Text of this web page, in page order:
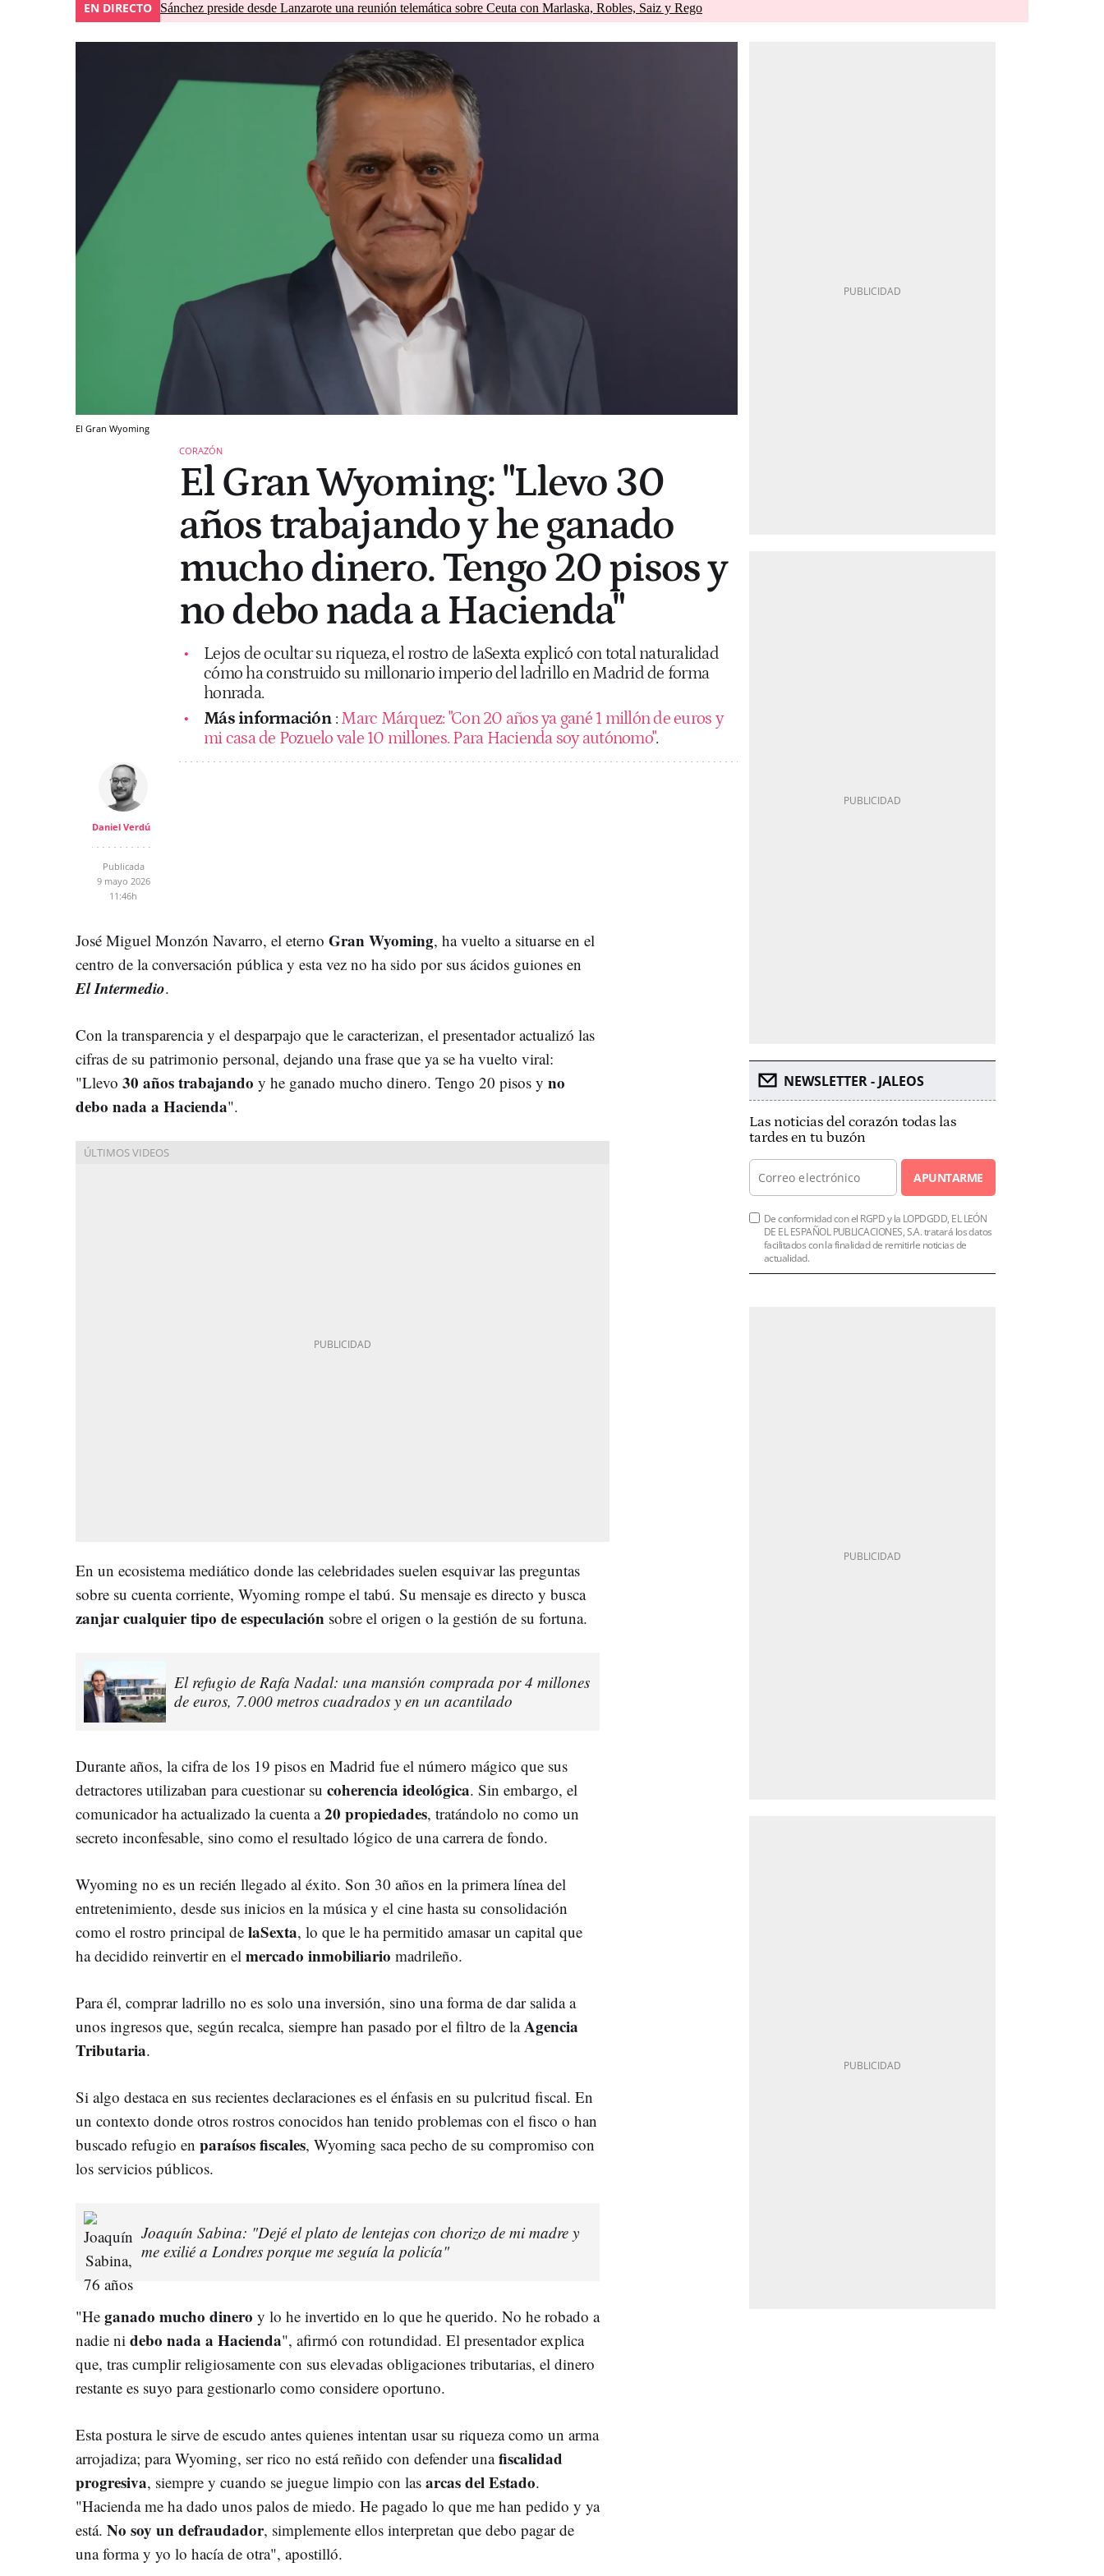
EN DIRECTO Sánchez preside desde Lanzarote una reunión telemática sobre Ceuta con Marlaska, Robles, Saiz y Rego
El Gran Wyoming
CORAZÓN
El Gran Wyoming: "Llevo 30
años trabajando y he ganado
mucho dinero. Tengo 20 pisos y
no debo nada a Hacienda"
Lejos de ocultar su riqueza, el rostro de laSexta explicó con total naturalidad
cómo ha construido su millonario imperio del ladrillo en Madrid de forma
honrada.
Más información : Marc Márquez: "Con 20 años ya gané 1 millón de euros y
mi casa de Pozuelo vale 10 millones. Para Hacienda soy autónomo".
Daniel Verdú
Publicada
9 mayo 2026
11:46h
José Miguel Monzón Navarro, el eterno Gran Wyoming, ha vuelto a situarse en el
centro de la conversación pública y esta vez no ha sido por sus ácidos guiones en
El Intermedio.
Con la transparencia y el desparpajo que le caracterizan, el presentador actualizó las
cifras de su patrimonio personal, dejando una frase que ya se ha vuelto viral:
"Llevo 30 años trabajando y he ganado mucho dinero. Tengo 20 pisos y no
debo nada a Hacienda".
En un ecosistema mediático donde las celebridades suelen esquivar las preguntas
sobre su cuenta corriente, Wyoming rompe el tabú. Su mensaje es directo y busca
zanjar cualquier tipo de especulación sobre el origen o la gestión de su fortuna.
El refugio de Rafa Nadal: una mansión comprada por 4 millones
de euros, 7.000 metros cuadrados y en un acantilado
Durante años, la cifra de los 19 pisos en Madrid fue el número mágico que sus
detractores utilizaban para cuestionar su coherencia ideológica. Sin embargo, el
comunicador ha actualizado la cuenta a20 propiedades, tratándolo no como un
secreto inconfesable, sino como el resultado lógico de una carrera de fondo.
Wyoming no es un recién llegado al éxito. Son 30 años en la primera línea del
entretenimiento, desde sus inicios en la música y el cine hasta su consolidación
como el rostro principal de laSexta, lo que le ha permitido amasar un capital que
ha decidido reinvertir en el mercado inmobiliario madrileño.
Para él, comprar ladrillo no es solo una inversión, sino una forma de dar salida a
unos ingresos que, según recalca, siempre han pasado por el filtro de laAgencia
Tributaria.
Si algo destaca en sus recientes declaraciones es el énfasis en su pulcritud fiscal. En
un contexto donde otros rostros conocidos han tenido problemas con el fisco o han
buscado refugio en paraísos fiscales, Wyoming saca pecho de su compromiso con
los servicios públicos.
Joaquín Sabina: "Dejé el plato de lentejas con chorizo de mi madre y
me exilié a Londres porque me seguía la policía"
"He ganado mucho dinero y lo he invertido en lo que he querido. No he robado a
nadie ni debo nada a Hacienda", afirmó con rotundidad. El presentador explica
que, tras cumplir religiosamente con sus elevadas obligaciones tributarias, el dinero
restante es suyo para gestionarlo como considere oportuno.
Esta postura le sirve de escudo antes quienes intentan usar su riqueza como un arma
arrojadiza; para Wyoming, ser rico no está reñido con defender unafiscalidad
progresiva, siempre y cuando se juegue limpio con las arcas del Estado.
"Hacienda me ha dado unos palos de miedo. He pagado lo que me han pedido y ya
está. No soy un defraudador, simplemente ellos interpretan que debo pagar de
una forma y yo lo hacía de otra", apostilló.
NEWSLETTER - JALEOS
Las noticias del corazón todas las
tardes en tu buzón
APUNTARME
De conformidad con el RGPD y la LOPDGDD, EL LEÓN
DE EL ESPAÑOL PUBLICACIONES, S.A. tratará los datos
facilitados con la finalidad de remitirle noticias de
actualidad.